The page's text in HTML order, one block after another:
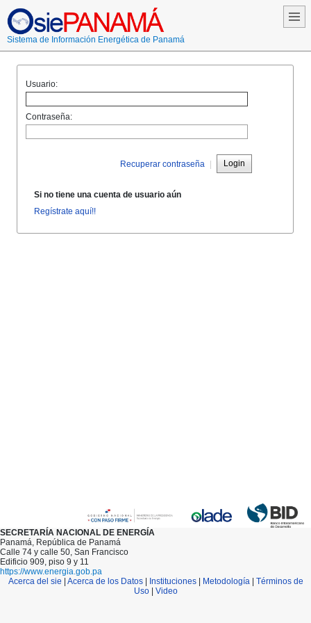
Sistema de Información Energética de Panamá
Usuario:
Contraseña:
Recuperar contraseña | Login
Si no tiene una cuenta de usuario aún
Regístrate aquí!!
SECRETARÍA NACIONAL DE ENERGÍA
Panamá, República de Panamá
Calle 74 y calle 50, San Francisco
Edificio 909, piso 9 y 11
https://www.energia.gob.pa
Acerca del sie
Acerca de los Datos| Instituciones| Metodología| Términos de
Uso| Video